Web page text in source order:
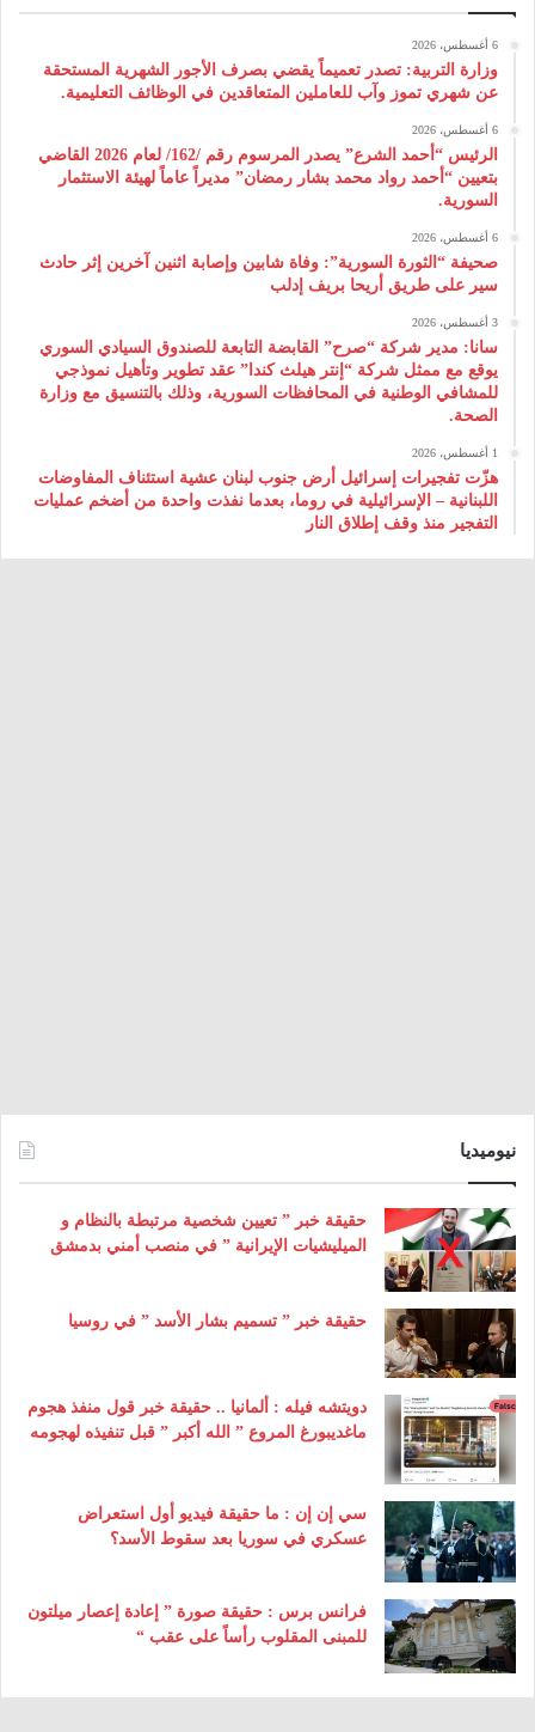
6 أغسطس، 2026
وزارة التربية: تصدر تعميماً يقضي بصرف الأجور الشهرية المستحقة
عن شهري تموز وآب للعاملين المتعاقدين في الوظائف التعليمية.
6 أغسطس، 2026
الرئيس “أحمد الشرع” يصدر المرسوم رقم /162/ لعام 2026 ‌القاضي
بتعيين “أحمد رواد محمد بشار رمضان” مديراً عاماً لهيئة ‌الاستثمار
السورية.
6 أغسطس، 2026
صحيفة “الثورة السورية”: وفاة شابين وإصابة اثنين آخرين إثر حادث
سير على طريق أريحا بريف إدلب
3 أغسطس، 2026
سانا: مدير شركة “صرح” القابضة التابعة للصندوق السيادي السوري
يوقع مع ممثل شركة “إنتر هيلث كندا” عقد تطوير وتأهيل نموذجي
للمشافي الوطنية في المحافظات السورية، وذلك بالتنسيق مع وزارة
الصحة.
1 أغسطس، 2026
هزّت تفجيرات إسرائيل أرض جنوب لبنان عشية استئناف المفاوضات
اللبنانية – الإسرائيلية في روما، بعدما نفذت واحدة من أضخم عمليات
التفجير منذ وقف إطلاق النار
نيوميديا
حقيقة خبر ” تعيين شخصية مرتبطة بالنظام و
الميليشيات الإيرانية ” في منصب أمني بدمشق
حقيقة خبر ” تسميم بشار الأسد ” في روسيا
دويتشه فيله : ألمانيا .. حقيقة خبر قول منفذ هجوم
ماغديبورغ المروع ” الله أكبر ” قبل تنفيذه لهجومه
سي إن إن : ما حقيقة فيديو أول استعراض
عسكري في سوريا بعد سقوط الأسد؟
فرانس برس : حقيقة صورة ” إعادة إعصار ميلتون
للمبنى المقلوب رأساً على عقب “